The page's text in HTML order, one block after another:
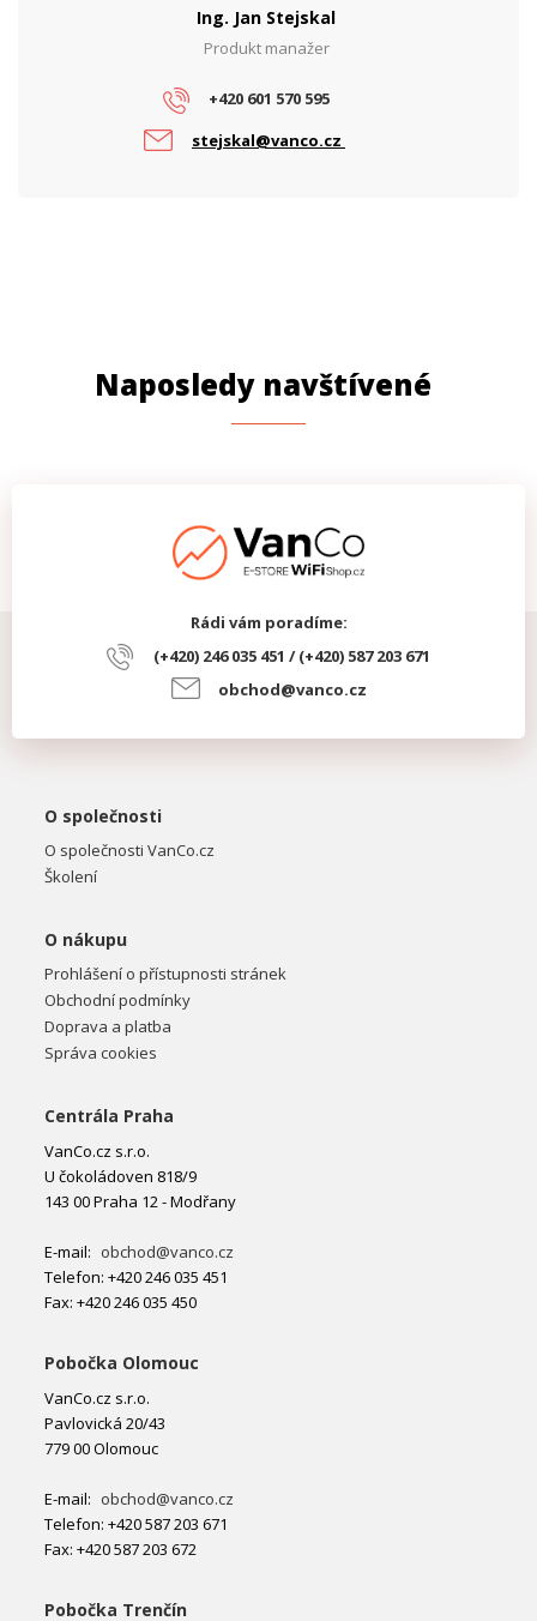
Ing. Jan Stejskal
Produkt manažer
+420 601 570 595
stejskal@vanco.cz
Naposledy navštívené
Rádi vám poradíme:
(+420) 246 035 451 / (+420) 587 203 671
obchod@vanco.cz
O společnosti
O společnosti VanCo.cz
Školení
O nákupu
Prohlášení o přístupnosti stránek
Obchodní podmínky
Doprava a platba
Správa cookies
Centrála Praha
VanCo.cz s.r.o.
U čokoládoven 818/9
143 00 Praha 12 - Modřany
E-mail: obchod@vanco.cz
Telefon: +420 246 035 451
Fax: +420 246 035 450
Pobočka Olomouc
VanCo.cz s.r.o.
Pavlovická 20/43
779 00 Olomouc
E-mail: obchod@vanco.cz
Telefon: +420 587 203 671
Fax: +420 587 203 672
Pobočka Trenčín